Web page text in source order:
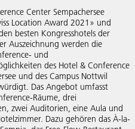
Center Sempachersee
Location Award 2021» und
besten Kongresshotels der
Auszeichnung werden die
und
des Hotel & Conference
und des Campus Nottwil
Das Angebot umfasst
Räume, drei
zwei Auditorien, eine Aula und
Dazu gehören das À-la-